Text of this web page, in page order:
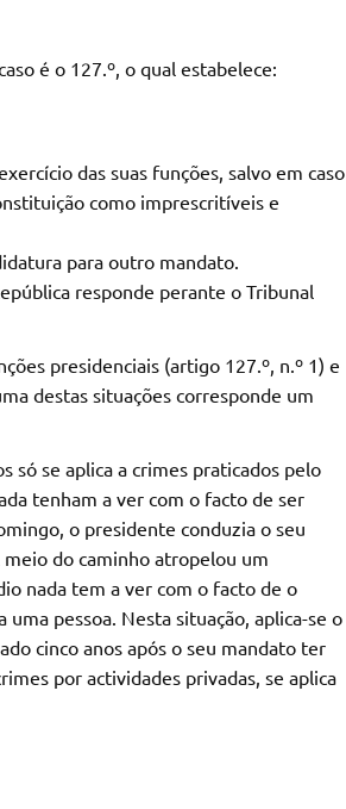
é o 127.º, o qual estabelece:
das suas funções, salvo em caso
como imprescritíveis e
para outro mandato.
responde perante o Tribunal
presidenciais (artigo 127.º, n.º 1) e
destas situações corresponde um
só se aplica a crimes praticados pelo
tenham a ver com o facto de ser
o presidente conduzia o seu
do caminho atropelou um
nada tem a ver com o facto de o
pessoa. Nesta situação, aplica-se o
cinco anos após o seu mandato ter
por actividades privadas, se aplica